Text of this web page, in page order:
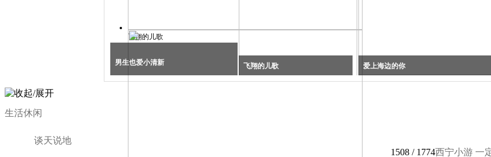
飞翔的儿歌
男生也爱小清新 飞翔的儿歌 爱上海边的你
生活休闲
谈天说地
1508 / 1774西宁小游 一